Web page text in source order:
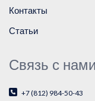
Контакты
Статьи
Связь с нами
+7 (812) 984-50-43